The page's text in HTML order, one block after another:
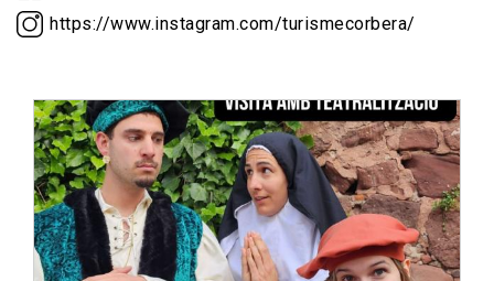
https://www.instagram.com/turismecorbera/